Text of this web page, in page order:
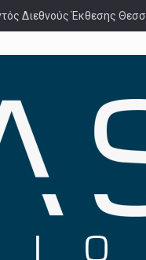
Διεθνούς Έκθεσης